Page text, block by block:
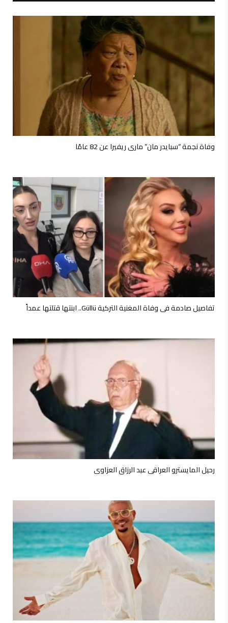
وفاة نجمة “سبايدر مان” ماري ريفيرا عن 82 عامًا
تفاصيل صادمة في وفاة المغنية التركية Güllü.. ابنتها قتلتها عمداً
رحيل المايسترو العراقي عبد الرزاق العزاوي